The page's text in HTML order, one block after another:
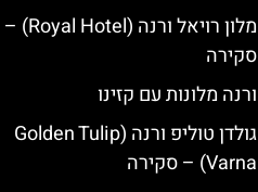
מלון רויאל ורנה (Royal Hotel) –
סקירה
ורנה מלונות עם קזינו
גולדן טוליפ ורנה (Golden Tulip
Varna) – סקירה